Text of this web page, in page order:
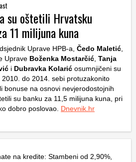
su oštetili Hrvatsku
11 milijuna kuna
Uprave HPB-a, Čedo Maletić
Uprave Boženka Mostarčić Tanja
i Dubravka Kolarić osumnjičeni su
2010. do 2014. sebi protuzakonito
bonuse na osnovi nevjerodostojnih
su banku za 11,5 milijuna kuna, pri
dobro poslovao. Dnevnik.hr
na kredite: Stambeni od 2,90%,